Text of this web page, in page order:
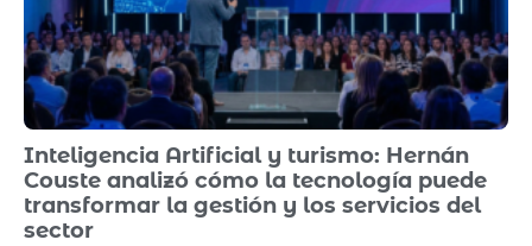
Inteligencia Artificial y turismo: Hernán
Couste analizó cómo la tecnología puede
transformar la gestión y los servicios del
sector